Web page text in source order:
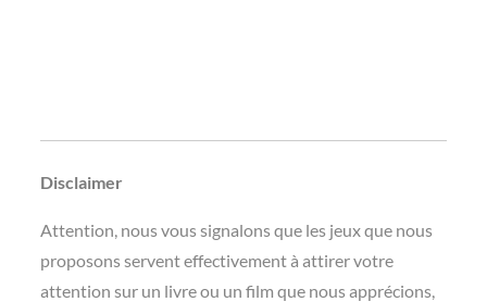
Disclaimer
Attention, nous vous signalons que les jeux que nous
proposons servent effectivement à attirer votre
attention sur un livre ou un film que nous apprécions,